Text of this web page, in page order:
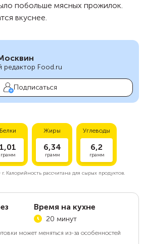
побольше мясных прожилок.
вкуснее.
редактор Food.ru
Подписаться
Белки
1,01
грамм
Жиры
6,34
грамм
Углеводы
6,2
грамм
Калорийность рассчитана для сырых продуктов.
Время на кухне
20 минут
может меняться из-за особенностей